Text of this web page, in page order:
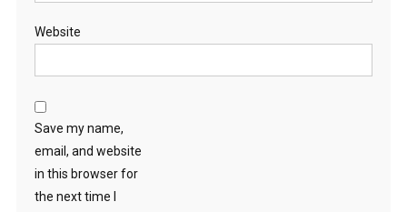
Website
Save my name,
email, and website
in this browser for
the next time I